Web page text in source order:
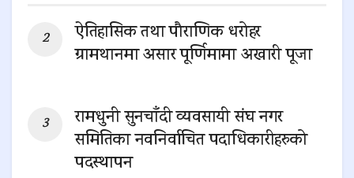
ऐतिहासिक तथा पौराणिक धरोहर
ग्रामथानमा असार पूर्णिमामा अखारी पूजा
रामधुनी सुनचाँदी व्यवसायी संघ नगर
समितिका नवनिर्वाचित पदाधिकारीहरुको
पदस्थापन